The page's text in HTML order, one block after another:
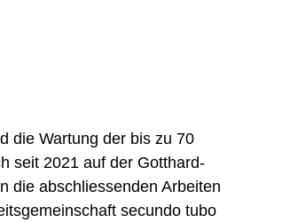
die Wartung der bis zu 70
seit 2021 auf der Gotthard-
die abschliessenden Arbeiten
secundo tubo